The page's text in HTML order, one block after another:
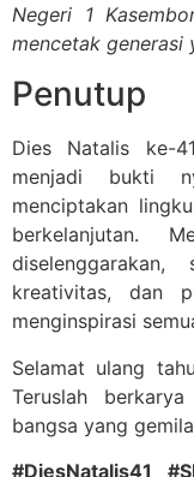
Negeri 1
mencetak generasi
Penutup
Dies Natalis ke-
menjadi bukti
menciptakan
berkelanjutan.
diselenggarakan,
kreativitas, dan
menginspirasi
Selamat ulang
Teruslah
bangsa yang
#DiesNatalis41